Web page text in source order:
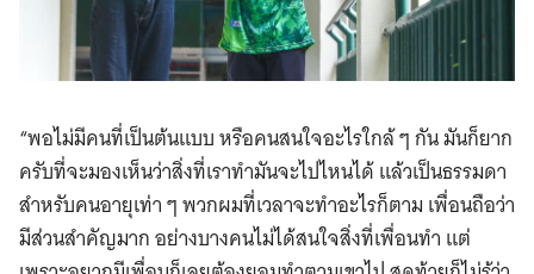
“พอไม่มีคนที่เป็นต้นแบบ หรือคนสนใจอะไรใกล้ ๆ กัน มันก็ยาก
ครับที่จะมองเห็นว่าสิ่งที่เราทำมันจะไปไหนได้ แล้วเป็นธรรมดา
สำหรับคนอายุเท่า ๆ พวกผมที่เวลาจะทำอะไรก็ตาม เพื่อนถือว่า
มีส่วนสำคัญมาก อย่างบางคนไม่ได้สนใจสิ่งที่เพื่อนทำ แต่